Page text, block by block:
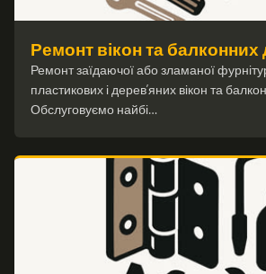
Ремонт вікон та балконних
Ремонт заїдаючої або зламаної
пластикових і дерев’яних вікон та
Обслуговуємо найбі…